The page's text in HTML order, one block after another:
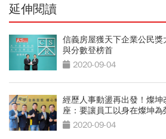
延伸閱讀
信義房屋獲天下企業公民
與分數登榜首
2020-09-04
經歷人事動盪再出發！燦
座：要讓員工以身在燦坤為
2020-09-04